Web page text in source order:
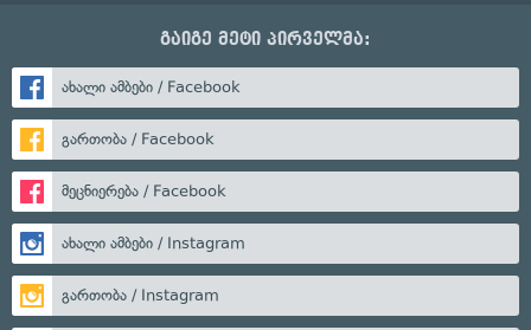
გაიგე მეტი პირველმა:
ახალი ამბები / Facebook
გართობა / Facebook
მეცნიერება / Facebook
ახალი ამბები / Instagram
გართობა / Instagram